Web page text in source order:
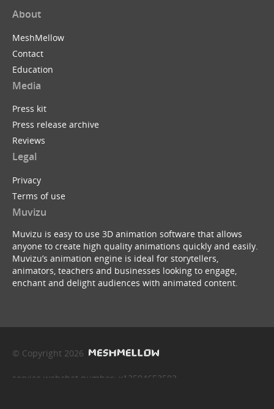
About
MeshMellow
Contact
Education
Media
Press kit
Press release archive
Reviews
Legal
Privacy
Terms of use
Muvizu
Muvizu is easy to use 3D animation software that allows
anyone to create high quality animations quickly and easily.
Muvizu’s animation engine is ideal for storytellers,
animators, teachers and businesses looking to engage,
enchant and delight audiences with animated content.
© Copyright 2026
service webchat number: x13594653503